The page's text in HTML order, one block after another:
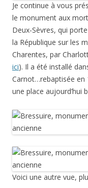
Je continue à vous
le monument aux
Deux-Sèvres, qui
la République sur les
Charentes, par
ici). Il a été installé
Carnot…rebaptisée en
une place aujourd’hui
Voici une autre vue,